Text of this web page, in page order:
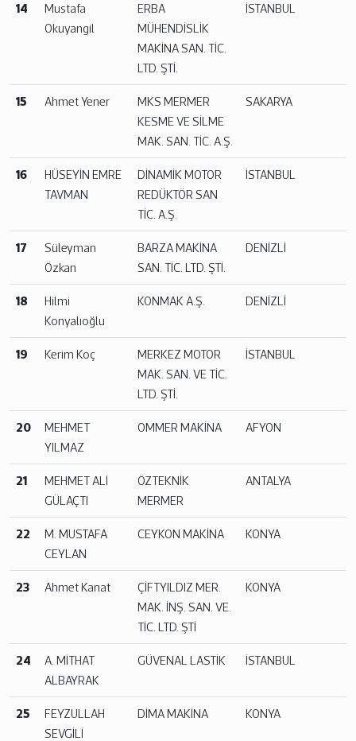
14
Mustafa
Okuyangil
ERBA
MÜHENDİSLİK
MAKİNA SAN. TİC.
LTD. ŞTİ.
İSTANBUL
15 Ahmet Yener
MKS MERMER
KESME VE SİLME
MAK. SAN. TİC. A.Ş.
SAKARYA
16
HÜSEYİN EMRE
TAVMAN
DİNAMİK MOTOR
REDÜKTÖR SAN
TİC. A.Ş.
İSTANBUL
17
Süleyman
Özkan
BARZA MAKİNA
SAN. TİC. LTD. ŞTİ.
DENİZLİ
18
Hilmi
Konyalıoğlu
KONMAK A.Ş. DENİZLİ
19 Kerim Koç
MERKEZ MOTOR
MAK. SAN. VE TİC.
LTD. ŞTİ.
İSTANBUL
20
MEHMET
YILMAZ
OMMER MAKİNA AFYON
21
MEHMET ALİ
GÜLAÇTI
ÖZTEKNİK
MERMER
ANTALYA
22
M. MUSTAFA
CEYLAN
CEYKON MAKİNA KONYA
23 Ahmet Kanat
ÇİFTYILDIZ MER.
MAK. İNŞ. SAN. VE.
TİC. LTD. ŞTİ
KONYA
24
A. MİTHAT
ALBAYRAK
GÜVENAL LASTİK İSTANBUL
25
FEYZULLAH
SEVGİLİ
DİMA MAKİNA KONYA